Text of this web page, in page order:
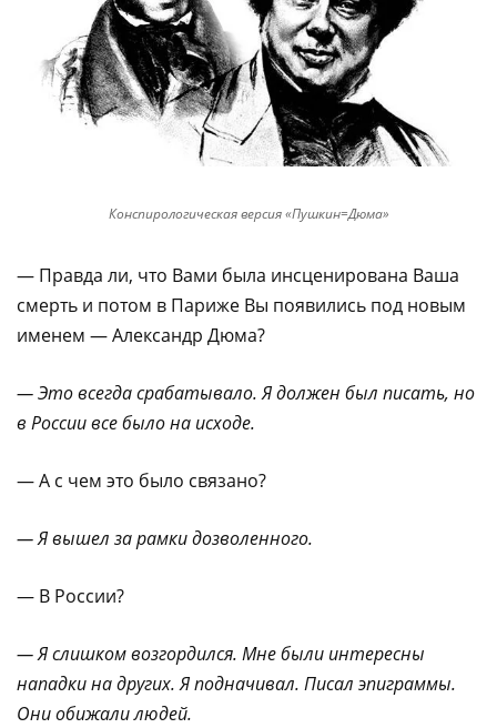
Конспирологическая версия «Пушкин=Дюма»
— Правда ли, что Вами была инсценирована Ваша
смерть и потом в Париже Вы появились под новым
именем — Александр Дюма?
— Это всегда срабатывало. Я должен был писать, но
в России все было на исходе.
— А с чем это было связано?
— Я вышел за рамки дозволенного.
— В России?
— Я слишком возгордился. Мне были интересны
нападки на других. Я подначивал. Писал эпиграммы.
Они обижали людей.